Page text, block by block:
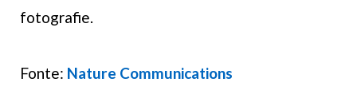
fotografie.
Fonte: Nature Communications